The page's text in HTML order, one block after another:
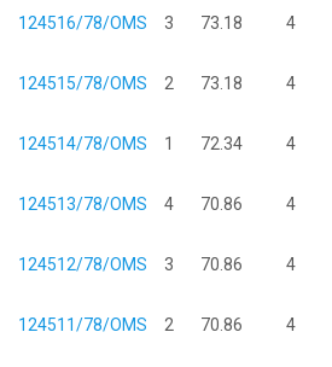
124516/78/OMS 3 73.18 4
124515/78/OMS 2 73.18 4
124514/78/OMS 1 72.34 4
124513/78/OMS 4 70.86 4
124512/78/OMS 3 70.86 4
124511/78/OMS 2 70.86 4